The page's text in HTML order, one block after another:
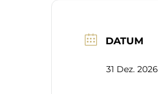
DATUM
31 Dez. 2026